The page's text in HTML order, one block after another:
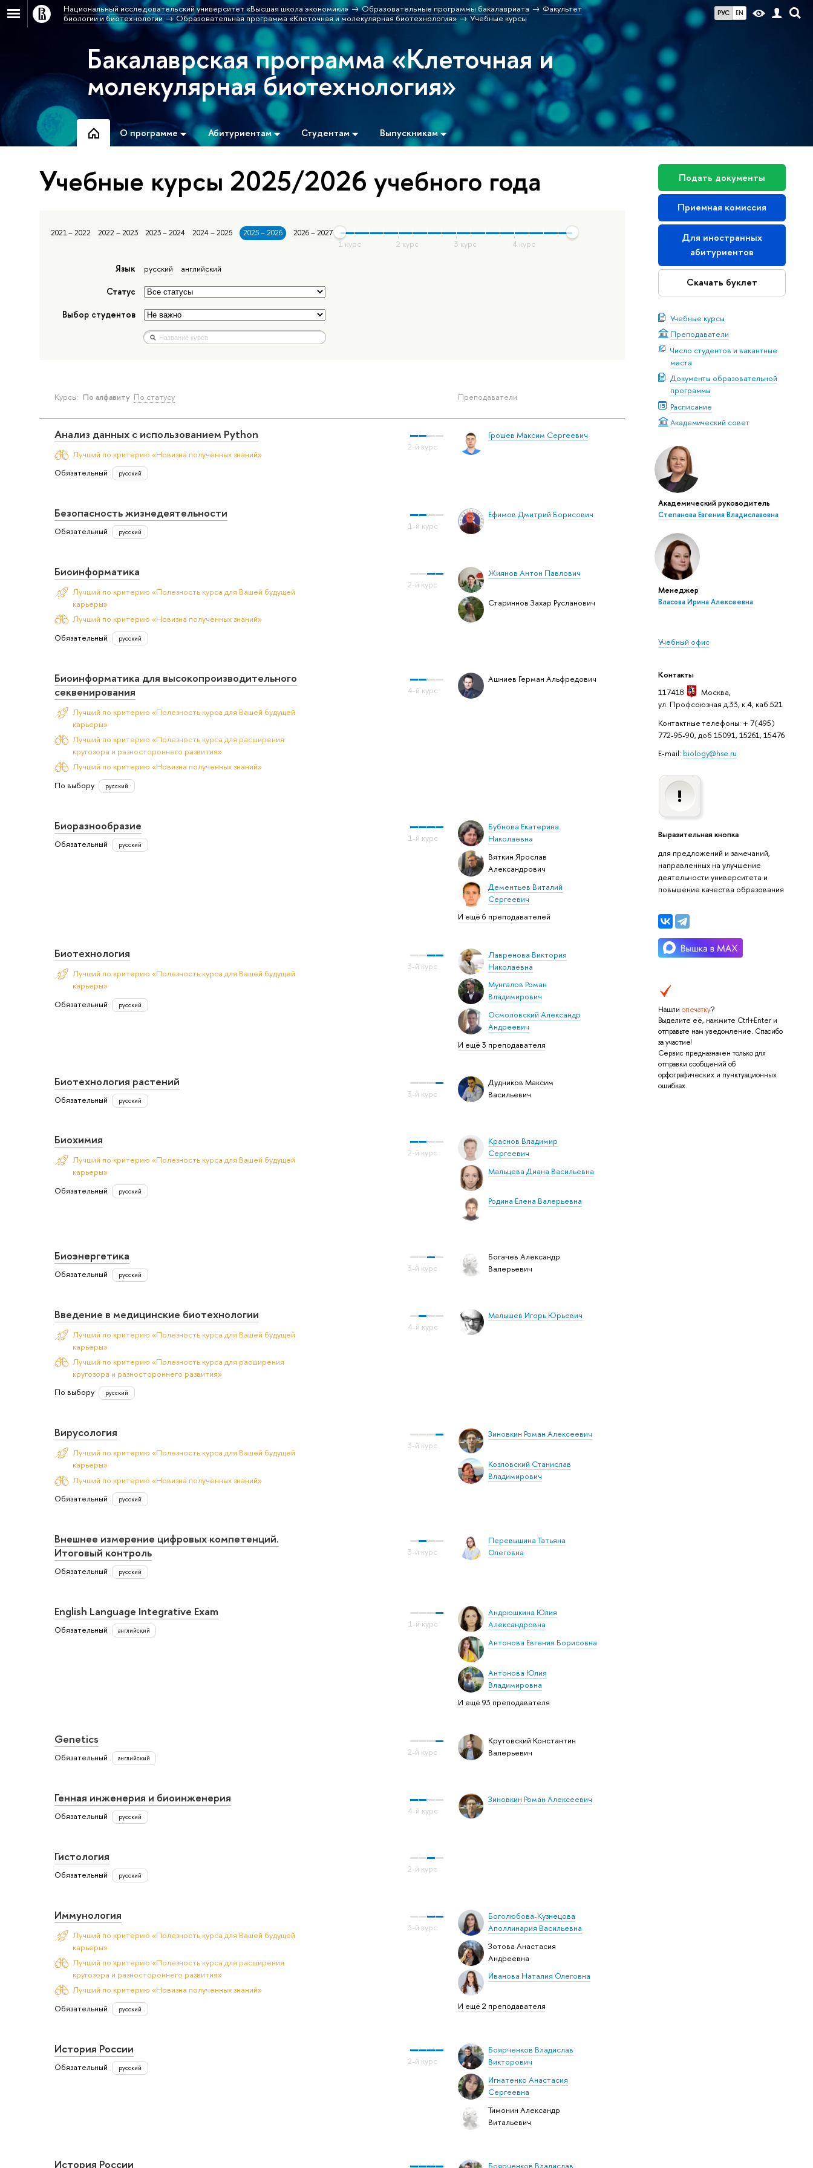
РУС EN
Национальный исследовательский университет «Высшая школа экономики» Образовательные программы бакалавриата
Факультет
биологии и биотехнологии
Образовательная программа «Клеточная и молекулярная биотехнология» Учебные курсы
Бакалаврская программа «Клеточная и
молекулярная биотехнология»
О программе Абитуриентам Студентам Выпускникам
Подать документы
Приемная комиссия
Для иностранных
абитуриентов
Скачать буклет
Учебные курсы
Преподаватели
Число студентов и вакантные
места
Документы образовательной
программы
Расписание
Академический совет
Академический руководитель
Степанова Евгения Владиславовна
Менеджер
Власова Ирина Алексеевна
Учебный офис
Контакты
117418
Москва,
ул. Профсоюзная д.33, к.4, каб.521
Контактные телефоны: + 7(495)
772-95-90, доб 15091, 15261, 15476
E-mail: biology@hse.ru
Выразительная кнопка
для предложений и замечаний,
направленных на улучшение
деятельности университета и
повышение качества образования
Нашли опечатку?
Выделите её, нажмите Ctrl+Enter и
отправьте нам уведомление. Спасибо
за участие!
Сервис предназначен только для
отправки сообщений об
орфографических и пунктуационных
ошибках.
Учебные курсы 2025/2026 учебного года
2021 – 2022 2022 – 2023 2023 – 2024 2024 – 2025 2025 – 2026 2026 – 2027
Язык русский английский
Статус
Выбор студентов
Преподаватели
Курсы: По алфавиту По статусу
Грошев Максим Сергеевич
Анализ данных с использованием Python
Лучший по критерию «Новизна полученных знаний»
Обязательный
русский
Ефимов Дмитрий Борисович
Безопасность жизнедеятельности
Обязательный русский
Жиянов Антон Павлович
Стариннов Захар Русланович
Биоинформатика
Лучший по критерию «Полезность курса для Вашей будущей
карьеры»
Лучший по критерию «Новизна полученных знаний»
Обязательный
русский
Ашниев Герман Альфредович
Биоинформатика для высокопроизводительного
секвенирования
Лучший по критерию «Полезность курса для Вашей будущей
карьеры»
Лучший по критерию «Полезность курса для расширения
кругозора и разностороннего развития»
Лучший по критерию «Новизна полученных знаний»
По выбору
русский
Бубнова Екатерина
Николаевна
Вяткин Ярослав
Александрович
Дементьев Виталий
Сергеевич
И ещё 6 преподавателей
Биоразнообразие
Обязательный русский
Лавренова Виктория
Николаевна
Мунгалов Роман
Владимирович
Осмоловский Александр
Андреевич
И ещё 3 преподавателя
Биотехнология
Лучший по критерию «Полезность курса для Вашей будущей
карьеры»
Обязательный
русский
Дудников Максим
Васильевич
Биотехнология растений
Обязательный русский
Краснов Владимир
Сергеевич
Мальцева Диана Васильевна
Родина Елена Валерьевна
Биохимия
Лучший по критерию «Полезность курса для Вашей будущей
карьеры»
Обязательный
русский
Богачев Александр
Валерьевич
Биоэнергетика
Обязательный русский
Малышев Игорь Юрьевич
Введение в медицинские биотехнологии
Лучший по критерию «Полезность курса для Вашей будущей
карьеры»
Лучший по критерию «Полезность курса для расширения
кругозора и разностороннего развития»
По выбору
русский
Зиновкин Роман Алексеевич
Козловский Станислав
Владимирович
Вирусология
Лучший по критерию «Полезность курса для Вашей будущей
карьеры»
Лучший по критерию «Новизна полученных знаний»
Обязательный
русский
Перевышина Татьяна
Олеговна
Внешнее измерение цифровых компетенций.
Итоговый контроль
Обязательный русский
Андрюшкина Юлия
Александровна
Антонова Евгения Борисовна
Антонова Юлия
Владимировна
И ещё 93 преподавателя
English Language Integrative Exam
Обязательный английский
Крутовский Константин
Валерьевич
Genetics
Обязательный английский
Зиновкин Роман Алексеевич
Генная инженерия и биоинженерия
Обязательный русский
Гистология
Обязательный русский
Боголюбова-Кузнецова
Аполлинария Васильевна
Зотова Анастасия
Андреевна
Иванова Наталия Олеговна
И ещё 2 преподавателя
Иммунология
Лучший по критерию «Полезность курса для Вашей будущей
карьеры»
Лучший по критерию «Полезность курса для расширения
кругозора и разностороннего развития»
Лучший по критерию «Новизна полученных знаний»
Обязательный
русский
Боярченков Владислав
Викторович
Игнатенко Анастасия
Сергеевна
Тимонин Александр
Витальевич
История России
Обязательный русский
Боярченков Владислав
История России